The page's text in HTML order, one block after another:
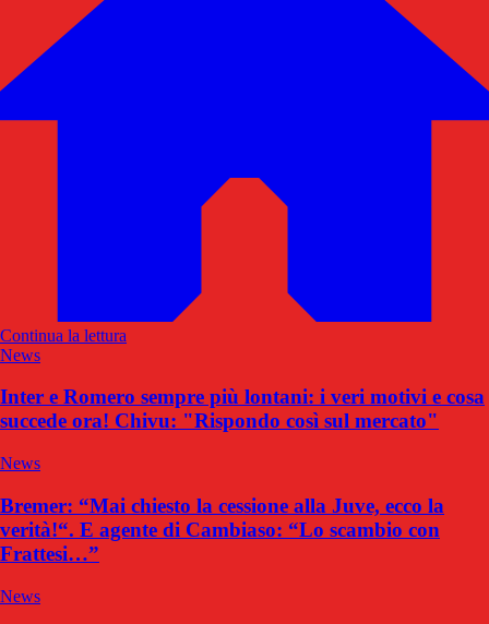
Continua la lettura
News
Inter e Romero sempre più lontani: i veri motivi e cosa
succede ora! Chivu: "Rispondo così sul mercato"
News
Bremer: “Mai chiesto la cessione alla Juve, ecco la
verità!“. E agente di Cambiaso: “Lo scambio con
Frattesi…”
News